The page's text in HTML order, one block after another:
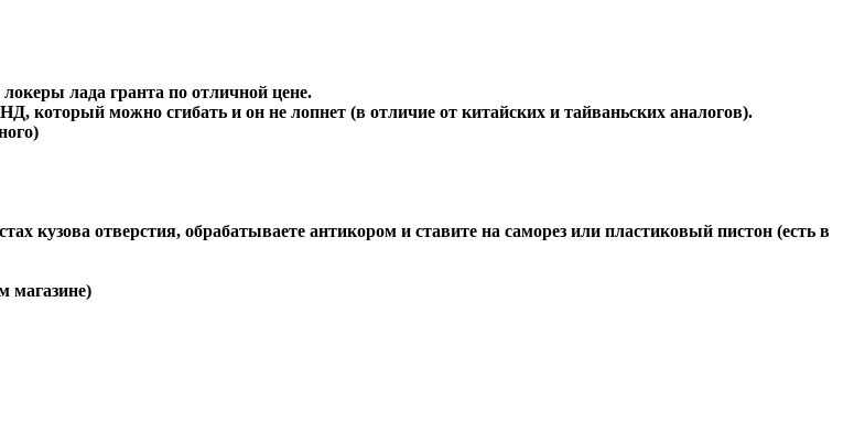
лада гранта по отличной цене.
который можно сгибать и он не лопнет (в отличие от китайских и тайваньских аналогов).
кузова отверстия, обрабатываете антикором и ставите на саморез или пластиковый пистон (есть в
магазине)